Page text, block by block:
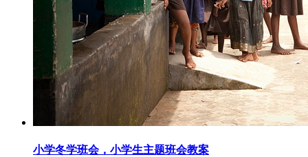
小学冬学班会，小学生主题班会教案